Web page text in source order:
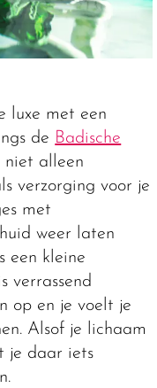
luxe met een
de Badische
niet alleen
verzorging voor je
met
weer laten
een kleine
verrassend
op en je voelt je
Alsof je lichaam
je daar iets